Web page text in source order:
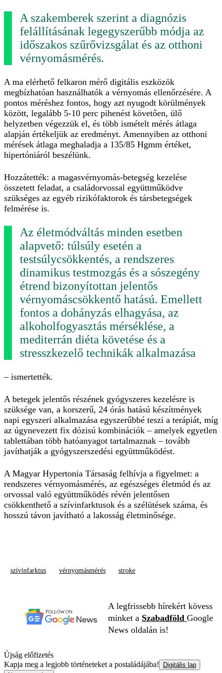
A szakemberek szerint a diagnózis
felállításának legegyszerűbb módja az
időszakos szűrővizsgálat és az otthoni
vérnyomásmérés.
A ma elérhető felkaron mérő digitális eszközök
megbízhatóan használhatók a vérnyomás ellenőrzésére. A
pontos méréshez fontos, hogy azt nyugodt körülmények
között, legalább 5-10 perc pihenést követően, ülő
helyzetben végezzük el, és több ismételt mérés átlaga
alapján értékeljük az eredményt. Amennyiben az otthoni
mérések átlaga meghaladja a 135/85 Hgmm értéket,
hipertóniáról beszélünk.
Hozzátették: a magasvérnyomás-betegség kezelése
összetett feladat, a családorvossal együttműködve
szükséges az egyéb rizikófaktorok és társbetegségek
felmérése is.
Az életmódváltás minden esetben
alapvető: túlsúly esetén a
testsúlycsökkentés, a rendszeres
dinamikus testmozgás és a sószegény
étrend bizonyítottan jelentős
vérnyomáscsökkentő hatású. Emellett
fontos a dohányzás elhagyása, az
alkoholfogyasztás mérséklése, a
mediterrán diéta követése és a
stresszkezelő technikák alkalmazása
– ismertették.
A betegek jelentős részének gyógyszeres kezelésre is
szüksége van, a korszerű, 24 órás hatású készítmények
napi egyszeri alkalmazása egyszerűbbé teszi a terápiát, míg
az úgynevezett fix dózisú kombinációk – amelyek egyetlen
tablettában több hatóanyagot tartalmaznak – tovább
javíthatják a gyógyszerszedési együttműködést.
A Magyar Hypertonia Társaság felhívja a figyelmet: a
rendszeres vérnyomásmérés, az egészséges életmód és az
orvossal való együttműködés révén jelentősen
csökkenthető a szívinfarktusok és a szélütések száma, és
hosszú távon javítható a lakosság életminősége.
szívinfarktus vérnyomásmérés stroke
A legfrissebb hírekért kövess
minket a Szabadföld Google
News oldalán is!
Újság előfizetés
Kapja meg a legjobb történeteket a postaládájába!
Digitális lap